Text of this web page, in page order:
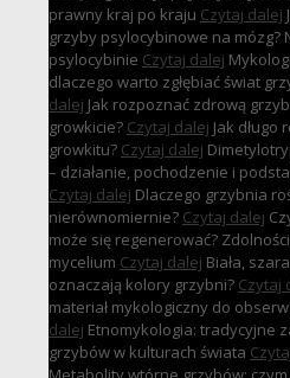
prawny kraj po kraju Czytaj dalej
grzyby psylocybinowe na mózg?
psylocybinie Czytaj dalej
dlaczego warto zgłębiać świat
dalej Jak rozpoznać zdrową
growkicie? Czytaj dalej Jak długo
growkitu? Czytaj dalej
– działanie, pochodzenie i
Czytaj dalej Dlaczego grzybnia
nierównomiernie? Czytaj dalej
może się regenerować?
mycelium Czytaj dalej Biała,
oznaczają kolory grzybni? Czytaj
materiał mykologiczny do
dalej Etnomykologia: tradycyjne
grzybów w kulturach świata